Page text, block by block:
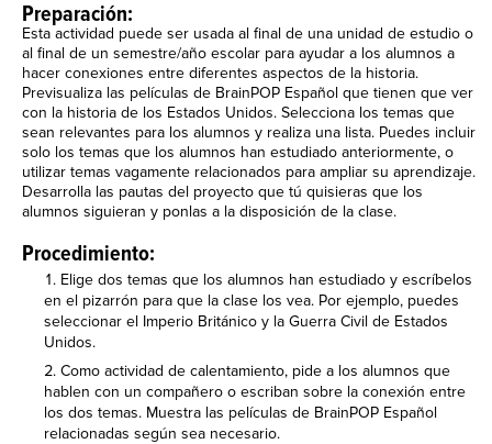
Preparación:
Esta actividad puede ser usada al final de una unidad de estudio o
al final de un semestre/año escolar para ayudar a los alumnos a
hacer conexiones entre diferentes aspectos de la historia.
Previsualiza las películas de BrainPOP Español que tienen que ver
con la historia de los Estados Unidos. Selecciona los temas que
sean relevantes para los alumnos y realiza una lista. Puedes incluir
solo los temas que los alumnos han estudiado anteriormente, o
utilizar temas vagamente relacionados para ampliar su aprendizaje.
Desarrolla las pautas del proyecto que tú quisieras que los
alumnos siguieran y ponlas a la disposición de la clase.
Procedimiento:
Elige dos temas que los alumnos han estudiado y escríbelos
en el pizarrón para que la clase los vea. Por ejemplo, puedes
seleccionar el Imperio Británico y la Guerra Civil de Estados
Unidos.
Como actividad de calentamiento, pide a los alumnos que
hablen con un compañero o escriban sobre la conexión entre
los dos temas. Muestra las películas de BrainPOP Español
relacionadas según sea necesario.